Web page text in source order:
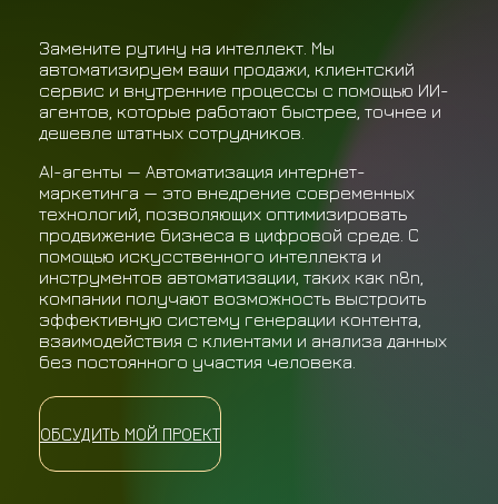
Замените рутину на интеллект. Мы
автоматизируем ваши продажи, клиентский
сервис и внутренние процессы с помощью ИИ-
агентов, которые работают быстрее, точнее и
дешевле штатных сотрудников.
AI-агенты — Автоматизация интернет-
маркетинга — это внедрение современных
технологий, позволяющих оптимизировать
продвижение бизнеса в цифровой среде. С
помощью искусственного интеллекта и
инструментов автоматизации, таких как n8n,
компании получают возможность выстроить
эффективную систему генерации контента,
взаимодействия с клиентами и анализа данных
без постоянного участия человека.
ОБСУДИТЬ МОЙ ПРОЕКТ